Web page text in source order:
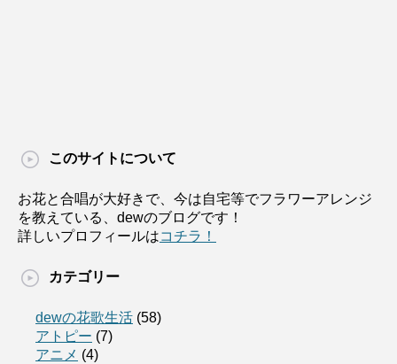
このサイトについて
お花と合唱が大好きで、今は自宅等でフラワーアレンジ
を教えている、dewのブログです！
詳しいプロフィールはコチラ！
カテゴリー
dewの花歌生活 (58)
アトピー (7)
アニメ (4)